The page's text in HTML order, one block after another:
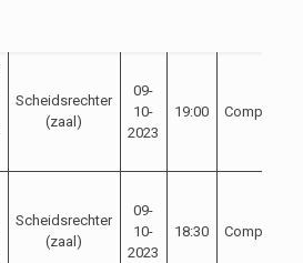
Scheidsrechter
(zaal)
09-
10-
2023
19:00 Competitie
Scheidsrechter
(zaal)
09-
10-
2023
18:30 Competitie